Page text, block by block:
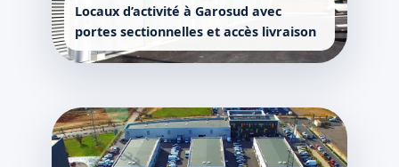
Locaux d’activité à Garosud avec
portes sectionnelles et accès livraison